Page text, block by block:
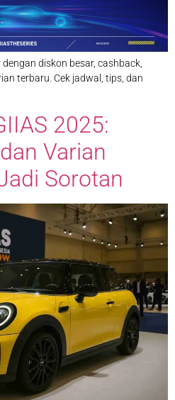
diskon besar, cashback,
terbaru. Cek jadwal, tips, dan
2025:
Varian
Sorotan